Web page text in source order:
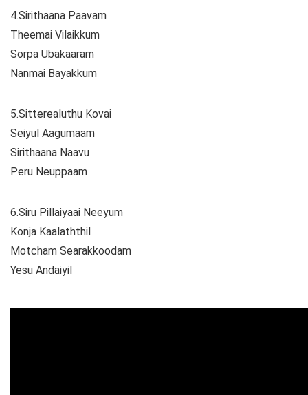
4.Sirithaana Paavam
Theemai Vilaikkum
Sorpa Ubakaaram
Nanmai Bayakkum
5.Sitterealuthu Kovai
Seiyul Aagumaam
Sirithaana Naavu
Peru Neuppaam
6.Siru Pillaiyaai Neeyum
Konja Kaalaththil
Motcham Searakkoodam
Yesu Andaiyil